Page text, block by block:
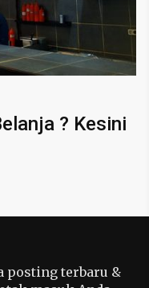
? Kesini
posting terbaru &